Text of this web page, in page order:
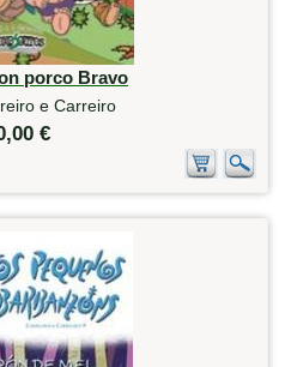
porco Bravo
e Carreiro
€